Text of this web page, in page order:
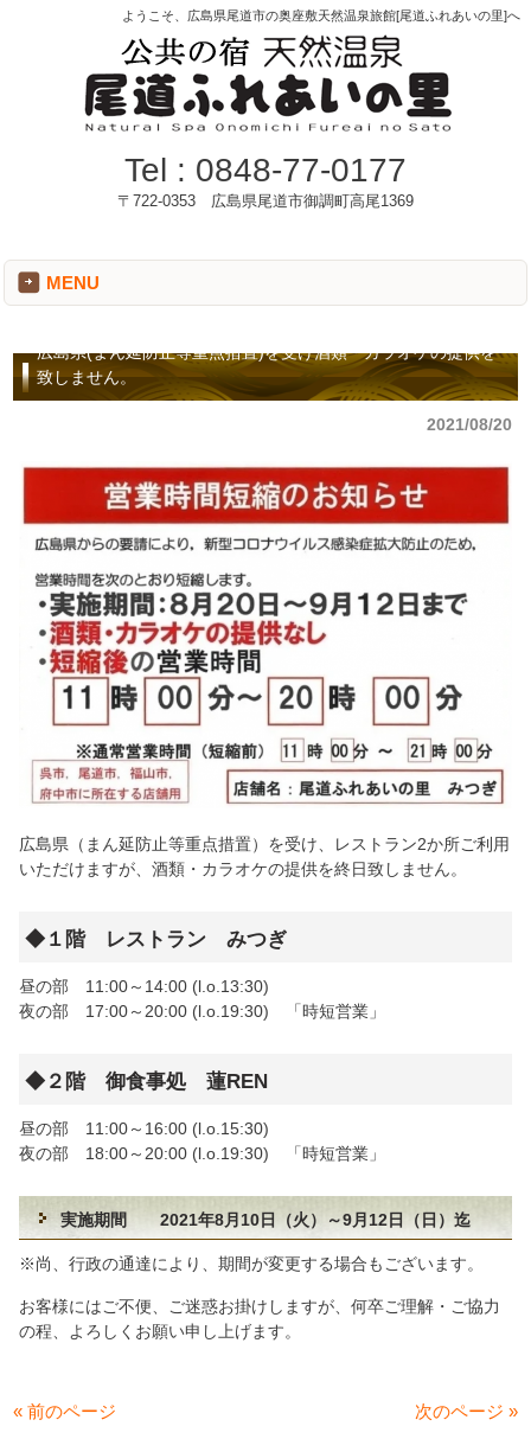
ようこそ、広島県尾道市の奥座敷天然温泉旅館[尾道ふれあいの里]へ
Tel : 0848-77-0177
〒722-0353 広島県尾道市御調町高尾1369
MENU
広島県(まん延防止等重点措置)を受け酒類・カラオケの提供を
致しません。
2021/08/20
広島県（まん延防止等重点措置）を受け、レストラン2か所ご利用
いただけますが、酒類・カラオケの提供を終日致しません。
◆１階 レストラン みつぎ
昼の部 11:00～14:00 (l.o.13:30)
夜の部 17:00～20:00 (l.o.19:30) 「時短営業」
◆２階 御食事処 蓮REN
昼の部 11:00～16:00 (l.o.15:30)
夜の部 18:00～20:00 (l.o.19:30) 「時短営業」
実施期間 2021年8月10日（火）～9月12日（日）迄
※尚、行政の通達により、期間が変更する場合もございます。
お客様にはご不便、ご迷惑お掛けしますが、何卒ご理解・ご協力
の程、よろしくお願い申し上げます。
« 前のページ 次のページ »